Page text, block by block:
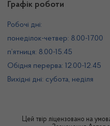
Графік роботи
Робочі дні:
понеділок-четвер: 8.00-17.00
п’ятниця: 8.00-15.45
Обідня перерва: 12.00-12.45
Вихідні дні: субота, неділя
Цей твір ліцензовано на